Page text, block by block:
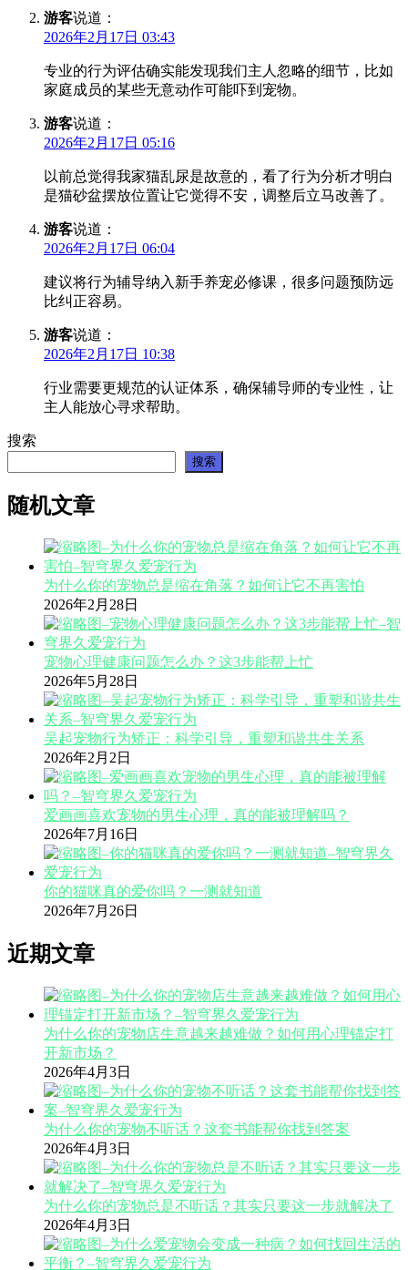
游客说道：
2026年2月17日 03:43
专业的行为评估确实能发现我们主人忽略的细节，比如
家庭成员的某些无意动作可能吓到宠物。
游客说道：
2026年2月17日 05:16
以前总觉得我家猫乱尿是故意的，看了行为分析才明白
是猫砂盆摆放位置让它觉得不安，调整后立马改善了。
游客说道：
2026年2月17日 06:04
建议将行为辅导纳入新手养宠必修课，很多问题预防远
比纠正容易。
游客说道：
2026年2月17日 10:38
行业需要更规范的认证体系，确保辅导师的专业性，让
主人能放心寻求帮助。
搜索
搜索
随机文章
为什么你的宠物总是缩在角落？如何让它不再害怕
2026年2月28日
宠物心理健康问题怎么办？这3步能帮上忙
2026年5月28日
吴起宠物行为矫正：科学引导，重塑和谐共生关系
2026年2月2日
爱画画喜欢宠物的男生心理，真的能被理解吗？
2026年7月16日
你的猫咪真的爱你吗？一测就知道
2026年7月26日
近期文章
为什么你的宠物店生意越来越难做？如何用心理锚定打
开新市场？
2026年4月3日
为什么你的宠物不听话？这套书能帮你找到答案
2026年4月3日
为什么你的宠物总是不听话？其实只要这一步就解决了
2026年4月3日